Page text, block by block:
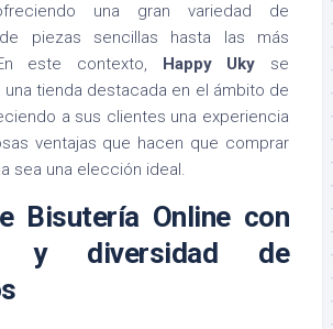
una gran variedad de
piezas sencillas hasta las más
este contexto, Happy Uky se
tienda destacada en el ámbito de
a sus clientes una experiencia
ventajas que hacen que comprar
sea una elección ideal.
Bisutería Online con
y diversidad de